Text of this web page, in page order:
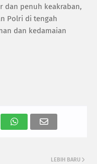
dan penuh keakraban,
Polri di tengah
dan kedamaian
LEBIH BARU